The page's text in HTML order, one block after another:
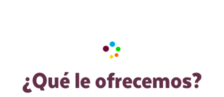
¿Qué le ofrecemos?